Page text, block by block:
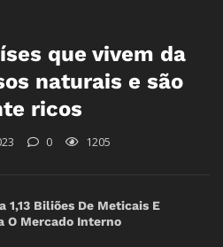
que vivem da
naturais e são
ricos
0 1205
1,13 Biliões De Meticais E
O Mercado Interno